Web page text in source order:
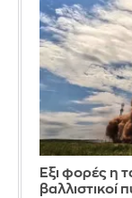
Έξι φορές η
βαλλιστικοί